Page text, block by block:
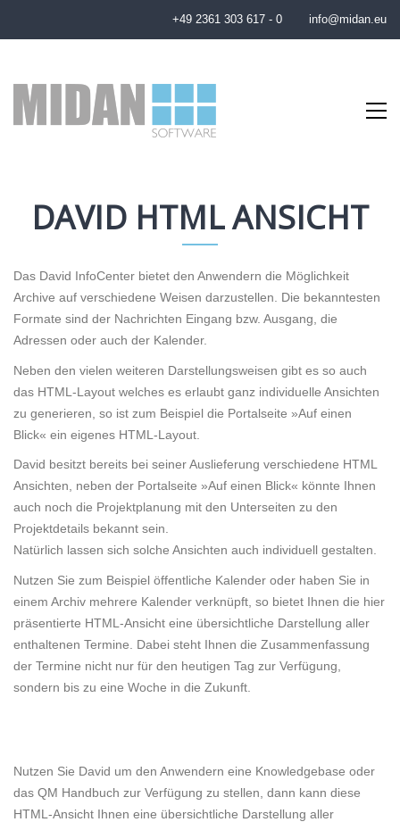
+49 2361 303 617 - 0 info@midan.eu
DAVID HTML ANSICHT
Das David InfoCenter bietet den Anwendern die Möglichkeit
Archive auf verschiedene Weisen darzustellen. Die bekanntesten
Formate sind der Nachrichten Eingang bzw. Ausgang, die
Adressen oder auch der Kalender.
Neben den vielen weiteren Darstellungsweisen gibt es so auch
das HTML-Layout welches es erlaubt ganz individuelle Ansichten
zu generieren, so ist zum Beispiel die Portalseite »Auf einen
Blick« ein eigenes HTML-Layout.
David besitzt bereits bei seiner Auslieferung verschiedene HTML
Ansichten, neben der Portalseite »Auf einen Blick« könnte Ihnen
auch noch die Projektplanung mit den Unterseiten zu den
Projektdetails bekannt sein.
Natürlich lassen sich solche Ansichten auch individuell gestalten.
Nutzen Sie zum Beispiel öffentliche Kalender oder haben Sie in
einem Archiv mehrere Kalender verknüpft, so bietet Ihnen die hier
präsentierte HTML-Ansicht eine übersichtliche Darstellung aller
enthaltenen Termine. Dabei steht Ihnen die Zusammenfassung
der Termine nicht nur für den heutigen Tag zur Verfügung,
sondern bis zu eine Woche in die Zukunft.
Nutzen Sie David um den Anwendern eine Knowledgebase oder
das QM Handbuch zur Verfügung zu stellen, dann kann diese
HTML-Ansicht Ihnen eine übersichtliche Darstellung aller